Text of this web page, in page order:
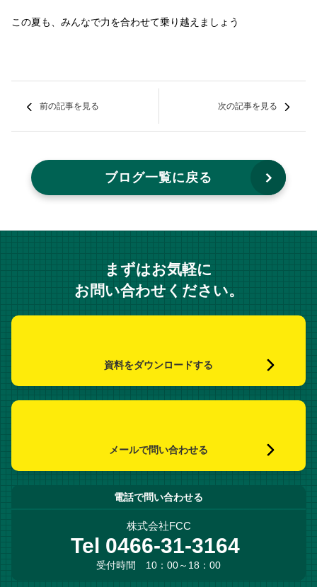
この夏も、みんなで力を合わせて乗り越えましょう
前の記事を見る 次の記事を見る
ブログ一覧に戻る
まずはお気軽に
お問い合わせください。
資料をダウンロードする
メールで問い合わせる
電話で問い合わせる
株式会社FCC
Tel 0466-31-3164
受付時間 10：00～18：00